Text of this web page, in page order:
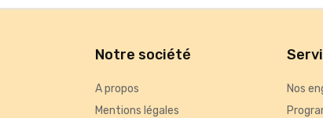
Notre société
A propos
Mentions légales
Nos